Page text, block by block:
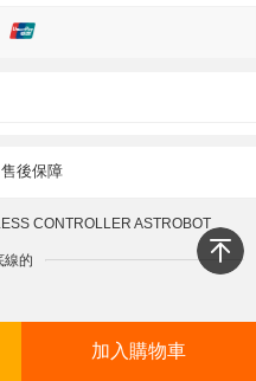
售後保障
CONTROLLER ASTROBOT
線的
加入購物車